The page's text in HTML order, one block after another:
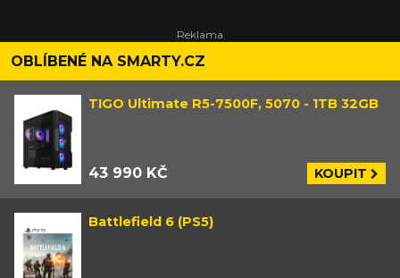
OBLÍBENÉ NA SMARTY.CZ
TIGO Ultimate R5-7500F, 5070 - 1TB 32GB
43 990 KČ KOUPIT
Battlefield 6 (PS5)